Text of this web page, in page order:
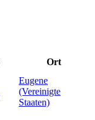
Ort
Eugene
(Vereinigte
Staaten)